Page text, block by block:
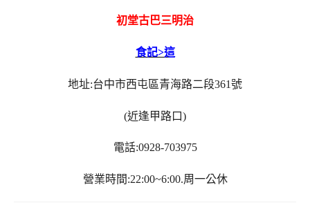
初堂古巴三明治
食記>這
地址:台中市西屯區青海路二段361號
(近逢甲路口)
電話:0928-703975
營業時間:22:00~6:00.周一公休